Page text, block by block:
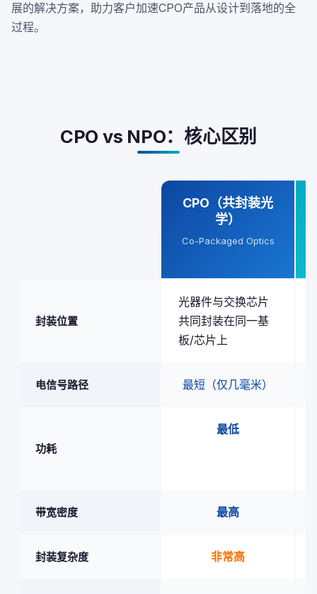
展的解决方案，助力客户加速CPO产品从设计到落地的全
过程。
CPO vs NPO：核心区别
CPO（共封装光
学）
Co-Packaged Optics
封装位置
光器件与交换芯片
共同封装在同一基
板/芯片上
电信号路径 最短（仅几毫米）
功耗
最低
带宽密度 最高
封装复杂度 非常高